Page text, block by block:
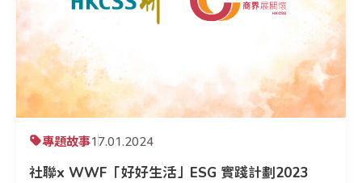
專題故事17.01.2024
社聯x WWF「好好生活」ESG 實踐計劃2023